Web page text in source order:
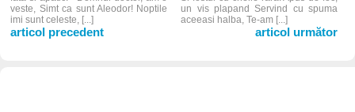
veste, Simt ca sunt Aleodor! Noptile
imi sunt celeste, [...]
articol precedent
un vis plapand Servind cu spuma
aceeasi halba, Te-am [...]
articol următor